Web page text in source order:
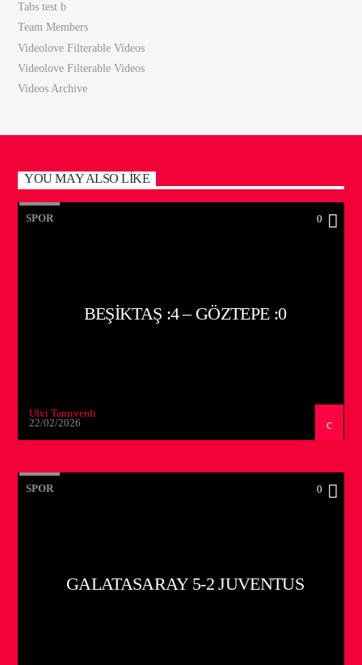
Tabs test b
Team Members
Videolove Filterable Videos
Videolove Filterable Videos
Videos Archive
YOU MAY ALSO LIKE
SPOR 0
BEŞIKTAŞ :4 – GÖZTEPE :0
Ulvi Tanrıverdi
22/02/2026
SPOR 0
GALATASARAY 5-2 JUVENTUS